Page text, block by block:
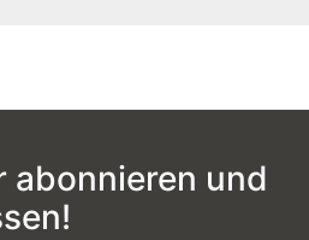
abonnieren und